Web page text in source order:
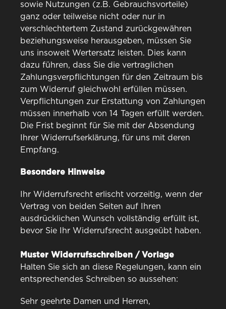
sowie Nutzungen (z.B. Gebrauchsvorteile)
ganz oder teilweise nicht oder nur in
verschlechtertem Zustand zurückgewähren
beziehungsweise herausgeben, müssen Sie
uns insoweit Wertersatz leisten. Dies kann
dazu führen, dass Sie die vertraglichen
Zahlungsverpflichtungen für den Zeitraum bis
zum Widerruf gleichwohl erfüllen müssen.
Verpflichtungen zur Erstattung von Zahlungen
müssen innerhalb von 14 Tagen erfüllt werden.
Die Frist beginnt für Sie mit der Absendung
Ihrer Widerrufserklärung, für uns mit deren
Empfang.
Besondere Hinweise
Ihr Widerrufsrecht erlischt vorzeitig, wenn der
Vertrag von beiden Seiten auf Ihren
ausdrücklichen Wunsch vollständig erfüllt ist,
bevor Sie Ihr Widerrufsrecht ausgeübt haben.
Muster Widerrufsschreiben / Vorlage
Halten Sie sich an diese Regelungen, kann ein
entsprechendes Schreiben so aussehen:
Sehr geehrte Damen und Herren,